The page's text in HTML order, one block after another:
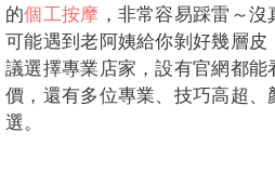
的個工按摩 ，非常容易踩雷～
可能遇到老阿姨給你剝好幾層
議選擇專業店家，設有官網都
價，還有多位專業、技巧高超
選。